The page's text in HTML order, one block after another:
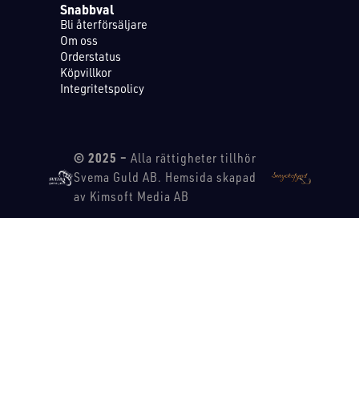
Snabbval
Bli återförsäljare
Om oss
Orderstatus
Köpvillkor
Integritetspolicy
© 2025 – Alla rättigheter tillhör
Svema Guld AB. Hemsida skapad
av Kimsoft Media AB